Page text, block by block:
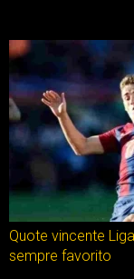
Quote vincente
sempre favorito